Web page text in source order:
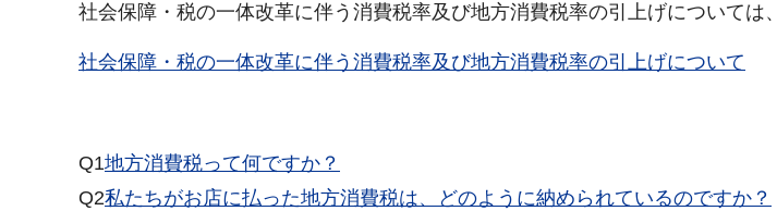
社会保障・税の一体改革に伴う消費税率及び地方消費税率の引上げについては
社会保障・税の一体改革に伴う消費税率及び地方消費税率の引上げについて
Q1地方消費税って何ですか？
Q2私たちがお店に払った地方消費税は、どのように納められているのですか？